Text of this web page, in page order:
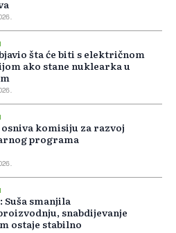
šta će biti s električnom
ako stane nuklearka u
komisiju za razvoj
programa
Suša smanjila
snabdijevanje
ostaje stabilno